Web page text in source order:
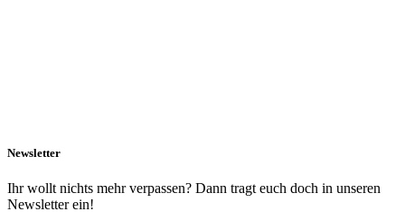
Newsletter
Ihr wollt nichts mehr verpassen? Dann tragt euch doch in unseren
Newsletter ein!